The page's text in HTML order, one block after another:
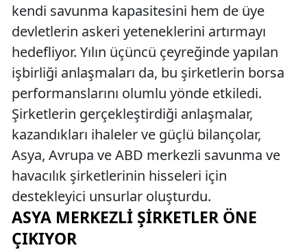
kendi savunma kapasitesini hem de üye
devletlerin askeri yeteneklerini artırmayı
hedefliyor. Yılın üçüncü çeyreğinde yapılan
işbirliği anlaşmaları da, bu şirketlerin borsa
performanslarını olumlu yönde etkiledi.
Şirketlerin gerçekleştirdiği anlaşmalar,
kazandıkları ihaleler ve güçlü bilançolar,
Asya, Avrupa ve ABD merkezli savunma ve
havacılık şirketlerinin hisseleri için
destekleyici unsurlar oluşturdu.
ASYA MERKEZLI ŞIRKETLER ÖNE
ÇIKIYOR